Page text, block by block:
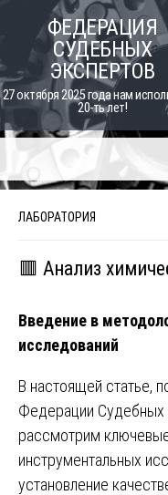
content
ФЕДЕРАЦИЯ
СУДЕБНЫХ
ЭКСПЕРТОВ
27 октября 2025 года нам
20-ть лет!
ЛАБОРАТОРИЯ
🟥 Анализ
Введение в
исследований
В настоящей статье,
Федерации Судебных
рассмотрим
инструментальных
установление